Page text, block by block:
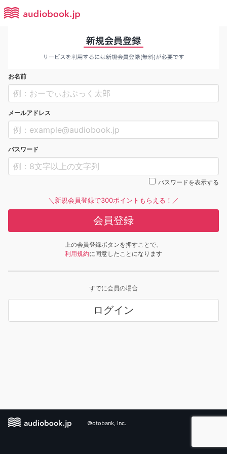
お名前
メールアドレス
パスワード
パスワードを表示する
＼新規会員登録で300ポイントもらえる！／
会員登録
上の会員登録ボタンを押すことで、
利用規約に同意したことになります
すでに会員の場合
ログイン
©otobank, Inc.